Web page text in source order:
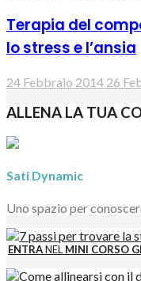
Terapia del
lo stress e l’ansia
24 Febbraio 2014 26
ALLENA LA TUA
Sati Dynamic
Uno spazio per
ENTRANEL MINI CORSO